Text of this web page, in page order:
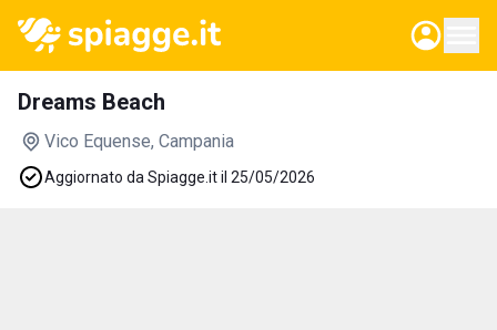
Dreams Beach
Vico Equense, Campania
Aggiornato da Spiagge.it il 25/05/2026